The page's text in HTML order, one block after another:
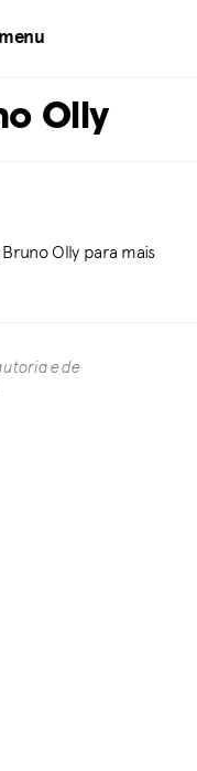
menu
Olly
Olly para mais
e de